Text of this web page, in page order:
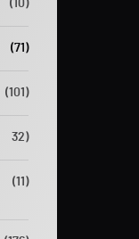
(10)
(71)
(101)
32)
(11)